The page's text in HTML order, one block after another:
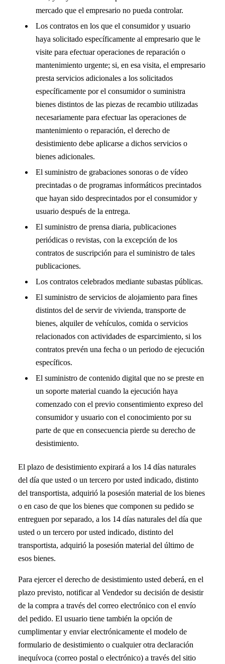
mercado que el empresario no pueda controlar.
Los contratos en los que el consumidor y usuario
haya solicitado específicamente al empresario que le
visite para efectuar operaciones de reparación o
mantenimiento urgente; si, en esa visita, el empresario
presta servicios adicionales a los solicitados
específicamente por el consumidor o suministra
bienes distintos de las piezas de recambio utilizadas
necesariamente para efectuar las operaciones de
mantenimiento o reparación, el derecho de
desistimiento debe aplicarse a dichos servicios o
bienes adicionales.
El suministro de grabaciones sonoras o de vídeo
precintadas o de programas informáticos precintados
que hayan sido desprecintados por el consumidor y
usuario después de la entrega.
El suministro de prensa diaria, publicaciones
periódicas o revistas, con la excepción de los
contratos de suscripción para el suministro de tales
publicaciones.
Los contratos celebrados mediante subastas públicas.
El suministro de servicios de alojamiento para fines
distintos del de servir de vivienda, transporte de
bienes, alquiler de vehículos, comida o servicios
relacionados con actividades de esparcimiento, si los
contratos prevén una fecha o un periodo de ejecución
específicos.
El suministro de contenido digital que no se preste en
un soporte material cuando la ejecución haya
comenzado con el previo consentimiento expreso del
consumidor y usuario con el conocimiento por su
parte de que en consecuencia pierde su derecho de
desistimiento.
El plazo de desistimiento expirará a los 14 días naturales
del día que usted o un tercero por usted indicado, distinto
del transportista, adquirió la posesión material de los bienes
o en caso de que los bienes que componen su pedido se
entreguen por separado, a los 14 días naturales del día que
usted o un tercero por usted indicado, distinto del
transportista, adquirió la posesión material del último de
esos bienes.
Para ejercer el derecho de desistimiento usted deberá, en el
plazo previsto, notificar al Vendedor su decisión de desistir
de la compra a través del correo electrónico con el envío
del pedido. El usuario tiene también la opción de
cumplimentar y enviar electrónicamente el modelo de
formulario de desistimiento o cualquier otra declaración
inequívoca (correo postal o electrónico) a través del sitio